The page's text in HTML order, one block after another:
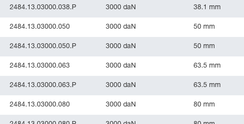
2484.13.03000.038.P 3000 daN 38.1 mm
2484.13.03000.050 3000 daN 50 mm
2484.13.03000.050.P 3000 daN 50 mm
2484.13.03000.063 3000 daN 63.5 mm
2484.13.03000.063.P 3000 daN 63.5 mm
2484.13.03000.080 3000 daN 80 mm